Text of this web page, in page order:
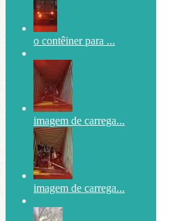
o contêiner para ...
imagem de carrega...
imagem de carrega...